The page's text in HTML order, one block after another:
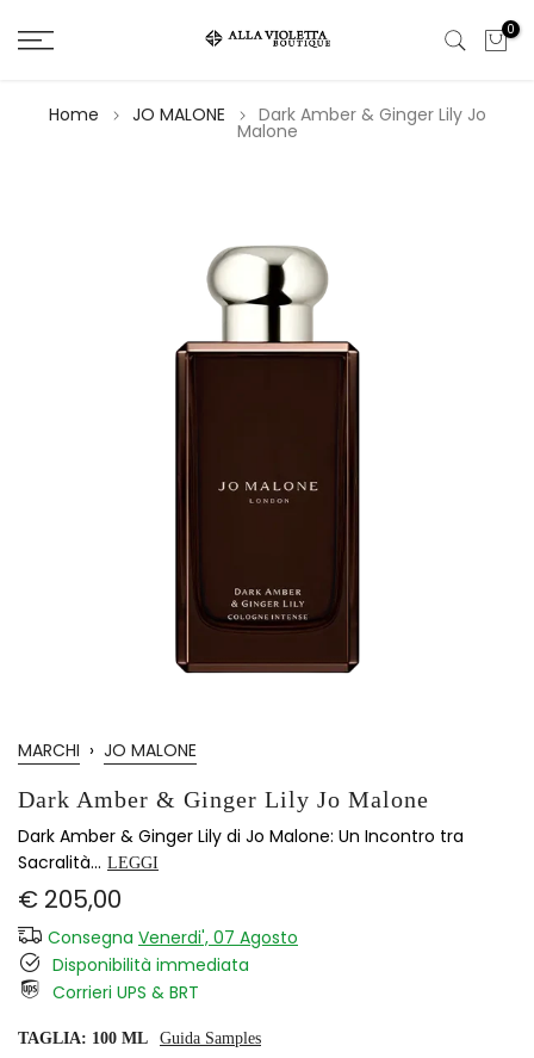
il
0
Home JO MALONE Dark Amber & Ginger Lily Jo
Malone
MARCHI › JO MALONE
Dark Amber & Ginger Lily Jo Malone
Dark Amber & Ginger Lily di Jo Malone: Un Incontro tra
Sacralità... LEGGI
€ 205,00
Consegna Venerdi', 07 Agosto
Disponibilità immediata
Corrieri UPS & BRT
TAGLIA: 100 ML Guida Samples